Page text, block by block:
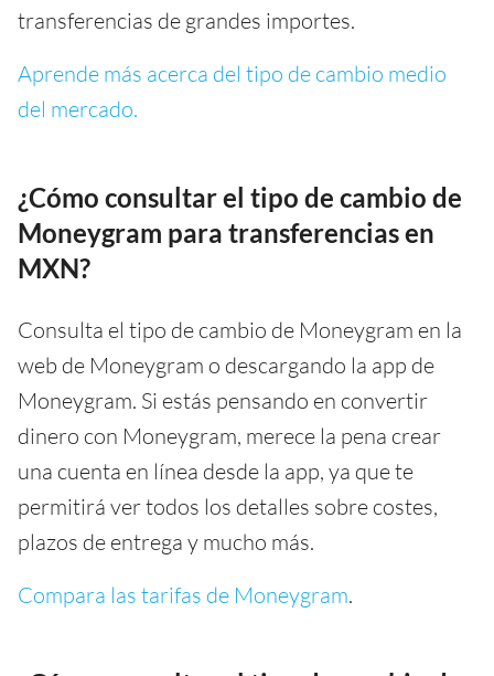
transferencias de grandes importes.
Aprende más acerca del tipo de cambio medio
del mercado.
¿Cómo consultar el tipo de cambio de
Moneygram para transferencias en
MXN?
Consulta el tipo de cambio de Moneygram en la
web de Moneygram o descargando la app de
Moneygram. Si estás pensando en convertir
dinero con Moneygram, merece la pena crear
una cuenta en línea desde la app, ya que te
permitirá ver todos los detalles sobre costes,
plazos de entrega y mucho más.
Compara las tarifas de Moneygram.